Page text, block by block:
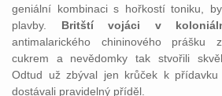
geniální kombinaci s hořkostí toniku,
plavby. Britští vojáci v
antimalarického chininového prášku
cukrem a nevědomky tak stvořili
Odtud už zbýval jen krůček k
dostávali pravidelný příděl.